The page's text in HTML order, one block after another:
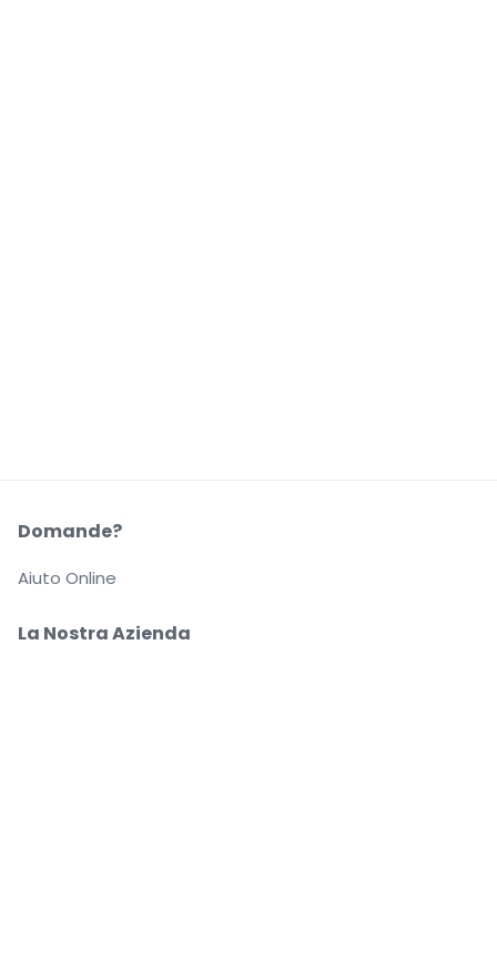
La Nostra Azienda
Domande?
Aiuto Online